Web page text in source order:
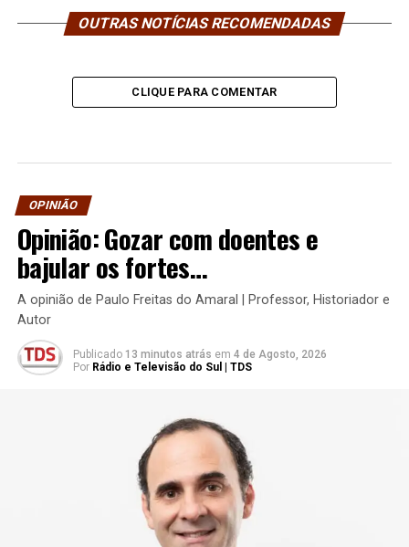
OUTRAS NOTÍCIAS RECOMENDADAS
CLIQUE PARA COMENTAR
OPINIÃO
Opinião: Gozar com doentes e
bajular os fortes…
A opinião de Paulo Freitas do Amaral | Professor, Historiador e
Autor
Publicado 13 minutos atrás em 4 de Agosto, 2026
Por Rádio e Televisão do Sul | TDS